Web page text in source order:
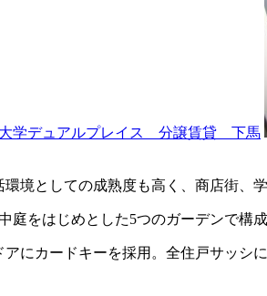
境としての成熟度も高く、商店街、
をはじめとした5つのガーデンで構成
にカードキーを採用。全住戸サッシ